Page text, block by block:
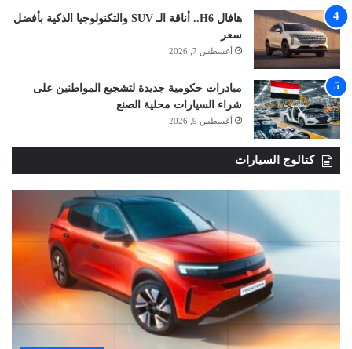
هافال H6.. أناقة الـ SUV والتكنولوجيا الذكية بأفضل
سعر
أغسطس 7, 2026
مبادرات حكومية جديدة لتشجيع المواطنين على
شراء السيارات محلية الصنع
أغسطس 9, 2026
كتالوج السيارات